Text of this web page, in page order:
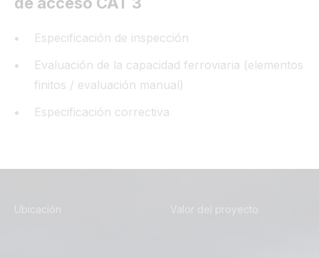
Especificación de inspección
Evaluación de la capacidad ferroviaria (elementos
finitos / evaluación manual)
Especificación correctiva
Ubicación Valor del proyecto